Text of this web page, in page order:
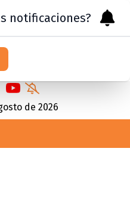
de 2026
notificaciones?